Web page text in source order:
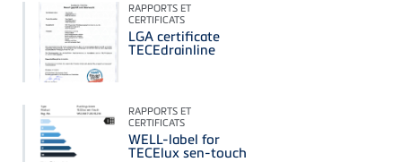
RAPPORTS ET
CERTIFICATS
LGA certificate
TECEdrainline
RAPPORTS ET
CERTIFICATS
WELL-label for
TECElux sen-touch